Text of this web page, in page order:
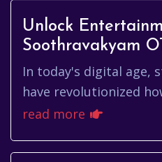
Unlock
Soothravakyam
In today's digital age,
have revolutionized
entertainment. Among
read more